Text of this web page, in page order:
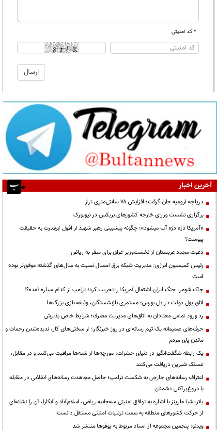
* کد امنیتی
آخرین اخبار
دریاچه ارومیه جان گرفت؛ افزایش ۷۸ سانتی‌متری تراز
برگزاری نشست وزرای خارجه کشورهای بریکس در نیویورک
«آمریکا ذرّه ذرّه آب میشود»؛ چگونه پیشبینی رهبر شهید از افول ابرقدرت به حقیقت
پیوست؟
دعوت مجدد عربستان از نخست‌وزیر عراق برای سفر به ریاض
رئیس کمیسیون انرژی: مدیریت شبکه برق امسال نسبت به سال‌های گذشته موفق‌تر بوده
است
چاک شومر: جنگ ایران اشتغال آمریکا را تخریب کرد؛ ترامپ از کدام سیاره آمده؟!
اتاق پول دولت در دل بورس؛ مستمری بازنشستگان، وثیقه بازی بزرگ‌ها
رد ورود تمامی معتادان به اتاق‌های مدیریت مصرف؛ شرایط خاص پذیرش
حرف‌های صمیمانه یک تیم رسانه‌ای در روز خبرنگار؛ از سختی‌های کار، ندیده‌شدن زحمات و
ماندن پای مردم
یک رابطه شگفت‌انگیز در دنیای حشرات؛ مورچه‌ها از شته‌ها مراقبت می‌کنند و در مقابل،
عسلک شیرین دریافت می‌کنند
اعتراف رسانه‌های خارجی به شکست ترامپ؛ حاصل مجاهدت رسانه‌های انقلابی در مقابله
با دروغ‌پراکنی دشمنان
پاتریشیا مارینز با اشاره به توافق امنیتی سه‌جانبه ریاض، اسلام‌آباد و آنکارا، آن را نشانه‌ای
از حرکت کشورهای منطقه به سمت ترتیبات امنیتی مستقل دانست
ویدئو؛ پنجمین مجموعه از اسناد مربوط به یوفوها منتشر شد